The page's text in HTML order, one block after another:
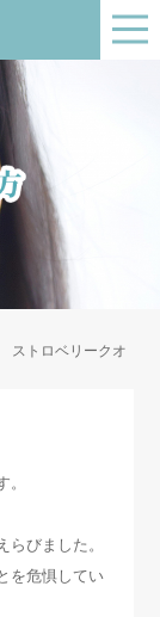
ストロベリークオ
びました。
を危惧してい